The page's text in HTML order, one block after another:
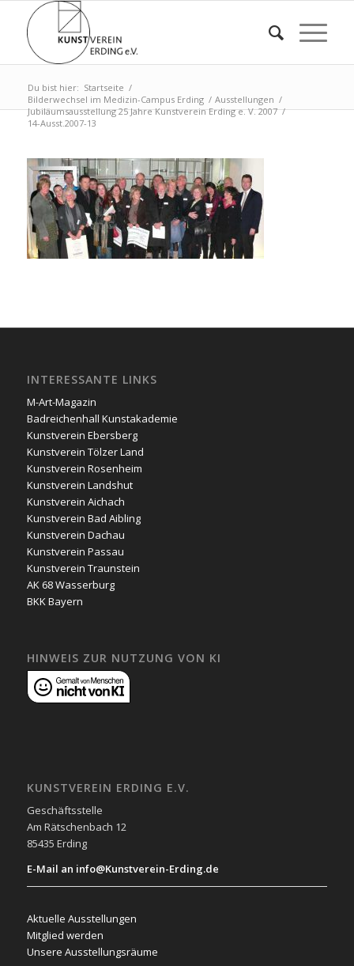
Du bist hier: Startseite /
Bilderwechsel im Medizin-Campus Erding / Ausstellungen /
Jubiläumsausstellung 25 Jahre Kunstverein Erding e. V. 2007 /
14-Ausst.2007-13
INTERESSANTE LINKS
M-Art-Magazin
Badreichenhall Kunstakademie
Kunstverein Ebersberg
Kunstverein Tölzer Land
Kunstverein Rosenheim
Kunstverein Landshut
Kunstverein Aichach
Kunstverein Bad Aibling
Kunstverein Dachau
Kunstverein Passau
Kunstverein Traunstein
AK 68 Wasserburg
BKK Bayern
HINWEIS ZUR NUTZUNG VON KI
KUNSTVEREIN ERDING E.V.
Geschäftsstelle
Am Rätschenbach 12
85435 Erding
E-Mail an info@Kunstverein-Erding.de
Aktuelle Ausstellungen
Mitglied werden
Unsere Ausstellungsräume